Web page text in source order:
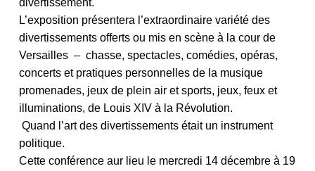
L’exposition présentera l’extraordinaire variété des
divertissements offerts ou mis en scène à la cour de
Versailles – chasse, spectacles, comédies, opéras,
concerts et pratiques personnelles de la musique
promenades, jeux de plein air et sports, jeux, feux et
illuminations, de Louis XIV à la Révolution.
Quand l’art des divertissements était un instrument
politique.
Cette conférence aur lieu le mercredi 14 décembre à 19